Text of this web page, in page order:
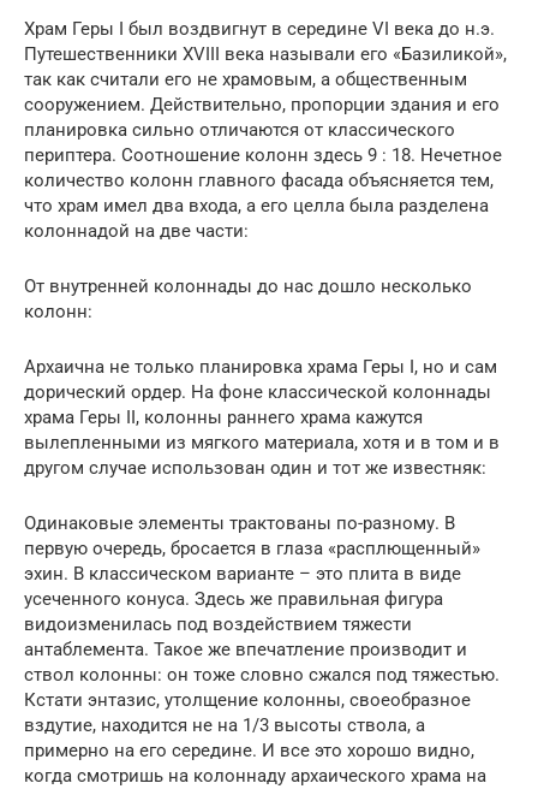
Храм Геры I был воздвигнут в середине VI века до н.э.
Путешественники XVIII века называли его «Базиликой»,
так как считали его не храмовым, а общественным
сооружением. Действительно, пропорции здания и его
планировка сильно отличаются от классического
периптера. Соотношение колонн здесь 9 : 18. Нечетное
количество колонн главного фасада объясняется тем,
что храм имел два входа, а его целла была разделена
колоннадой на две части:
От внутренней колоннады до нас дошло несколько
колонн:
Архаична не только планировка храма Геры I, но и сам
дорический ордер. На фоне классической колоннады
храма Геры II, колонны раннего храма кажутся
вылепленными из мягкого материала, хотя и в том и в
другом случае использован один и тот же известняк:
Одинаковые элементы трактованы по-разному. В
первую очередь, бросается в глаза «расплющенный»
эхин. В классическом варианте – это плита в виде
усеченного конуса. Здесь же правильная фигура
видоизменилась под воздействием тяжести
антаблемента. Такое же впечатление производит и
ствол колонны: он тоже словно сжался под тяжестью.
Кстати энтазис, утолщение колонны, своеобразное
вздутие, находится не на 1/3 высоты ствола, а
примерно на его середине. И все это хорошо видно,
когда смотришь на колоннаду архаического храма на